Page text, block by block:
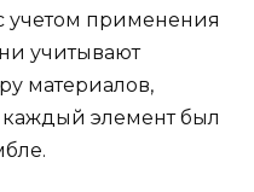
учетом применения
учитывают
материалов,
каждый элемент был